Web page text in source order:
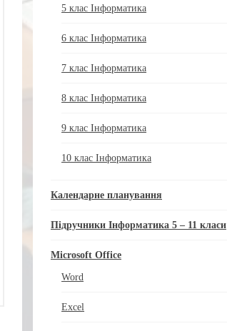
5 клас Інформатика
6 клас Інформатика
7 клас Інформатика
8 клас Інформатика
9 клас Інформатика
10 клас Інформатика
Календарне планування
Підручники Інформатика 5 – 11 класи
Microsoft Office
Word
Excel